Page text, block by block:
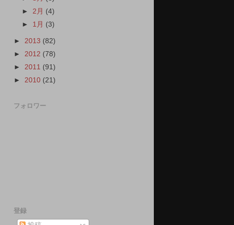
►2月 (4)
► 1月 (3)
► 2013 (82)
► 2012 (78)
► 2011 (91)
► 2010 (21)
フォロワー
登録